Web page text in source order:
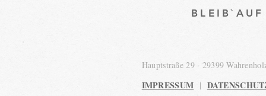
Hauptstraße 29 · 29399
IMPRESSUM |